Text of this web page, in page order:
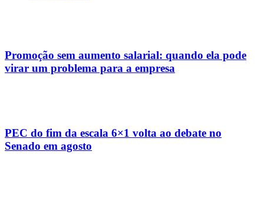
Promoção sem aumento salarial: quando ela pode
virar um problema para a empresa
PEC do fim da escala 6×1 volta ao debate no
Senado em agosto